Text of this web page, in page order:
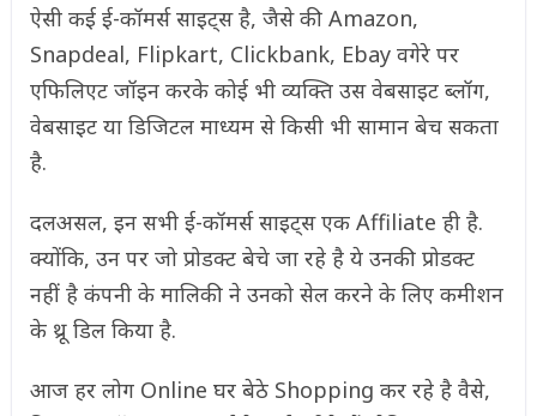
ऐसी कई ई-कॉमर्स साइट्स है, जैसे की Amazon,
Snapdeal, Flipkart, Clickbank, Ebay वगेरे पर
एफिलिएट जॉइन करके कोई भी व्यक्ति उस वेबसाइट ब्लॉग,
वेबसाइट या डिजिटल माध्यम से किसी भी सामान बेच सकता
है.
दलअसल, इन सभी ई-कॉमर्स साइट्स एक Affiliate ही है.
क्योंकि, उन पर जो प्रोडक्ट बेचे जा रहे है ये उनकी प्रोडक्ट
नहीं है कंपनी के मालिकी ने उनको सेल करने के लिए कमीशन
के थ्रू डिल किया है.
आज हर लोग Online घर बेठे Shopping कर रहे है वैसे,